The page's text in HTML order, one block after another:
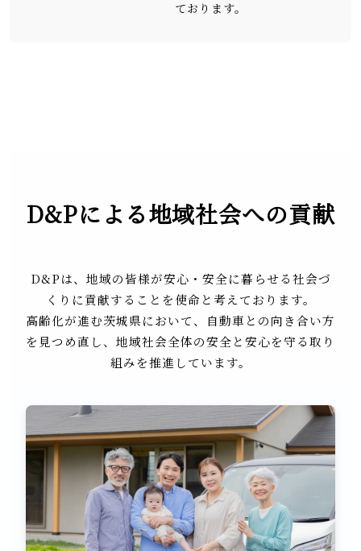
ております。
D&Pによる地域社会への貢献
D&Pは、地域の皆様が安心・安全に暮らせる社会づ
くりに貢献することを使命と考えております。
高齢化が進む茨城県において、自動車との向き合い方
を見つめ直し、地域社会全体の安全と安心を守る取り
組みを推進しています。